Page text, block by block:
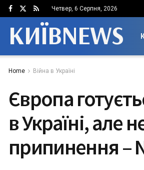
Четвер, 6 Серпня, 2026
КИЇВNEWS
Home Війна в Україні
Європа
в Україні, але
припинення –